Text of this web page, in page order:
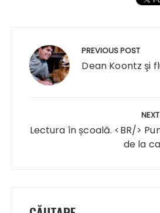
articole
PREVIOUS POST
Dean Koontz şi
Lectura în școală. <BR/>
de la